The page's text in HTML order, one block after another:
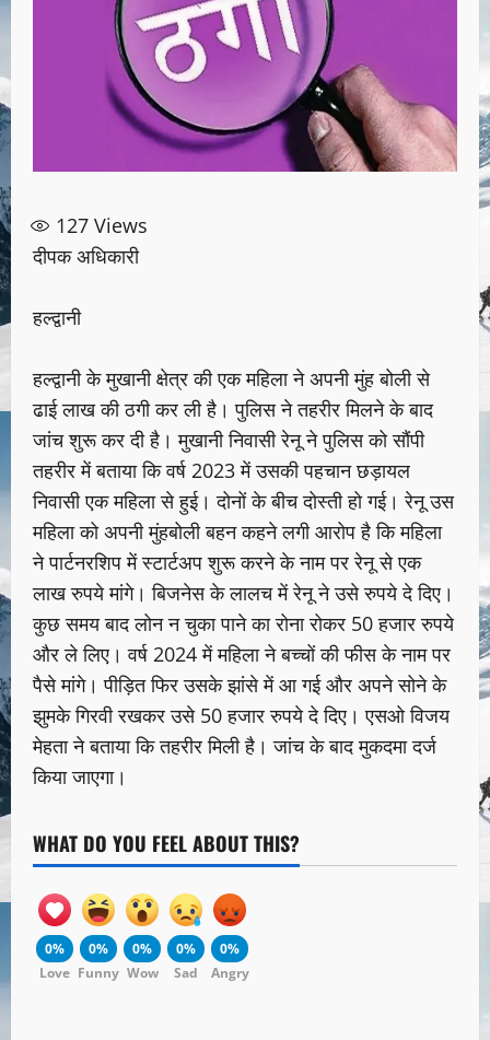
127 Views
दीपक अधिकारी
हल्द्वानी
हल्द्वानी के मुखानी क्षेत्र की एक महिला ने अपनी मुंह बोली से
ढाई लाख की ठगी कर ली है। पुलिस ने तहरीर मिलने के बाद
जांच शुरू कर दी है। मुखानी निवासी रेनू ने पुलिस को सौंपी
तहरीर में बताया कि वर्ष 2023 में उसकी पहचान छड़ायल
निवासी एक महिला से हुई। दोनों के बीच दोस्ती हो गई। रेनू उस
महिला को अपनी मुंहबोली बहन कहने लगी आरोप है कि महिला
ने पार्टनरशिप में स्टार्टअप शुरू करने के नाम पर रेनू से एक
लाख रुपये मांगे। बिजनेस के लालच में रेनू ने उसे रुपये दे दिए।
कुछ समय बाद लोन न चुका पाने का रोना रोकर 50 हजार रुपये
और ले लिए। वर्ष 2024 में महिला ने बच्चों की फीस के नाम पर
पैसे मांगे। पीड़ित फिर उसके झांसे में आ गई और अपने सोने के
झुमके गिरवी रखकर उसे 50 हजार रुपये दे दिए। एसओ विजय
मेहता ने बताया कि तहरीर मिली है। जांच के बाद मुकदमा दर्ज
किया जाएगा।
WHAT DO YOU FEEL ABOUT THIS?
0%
Love
0%
Funny
0%
Wow
0%
Sad
0%
Angry